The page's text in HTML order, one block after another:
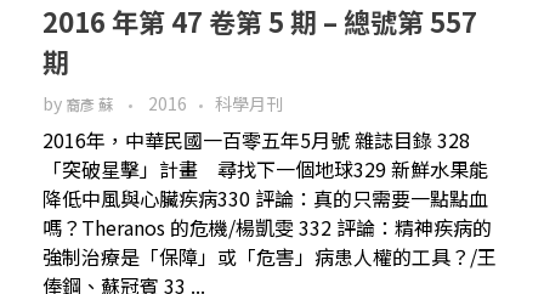
2016 年第 47 卷第 5 期 – 總號第 557
期
by 裔彥 蘇 2016 科學月刊
2016年，中華民國一百零五年5月號 雜誌目錄 328
「突破星擊」計畫 尋找下一個地球329 新鮮水果能
降低中風與心臟疾病330 評論：真的只需要一點點血
嗎？Theranos 的危機/楊凱雯 332 評論：精神疾病的
強制治療是「保障」或「危害」病患人權的工具？/王
俸鋼、蘇冠賓 33 ...